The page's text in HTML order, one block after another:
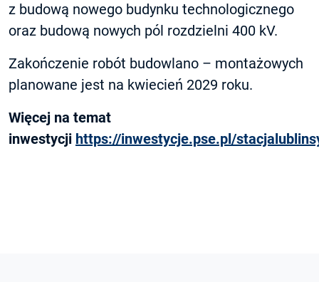
z budową nowego budynku technologicznego
oraz budową nowych pól rozdzielni 400 kV.
Zakończenie robót budowlano – montażowych
planowane jest na kwiecień 2029 roku.
Więcej na temat
inwestycji https://inwestycje.pse.pl/